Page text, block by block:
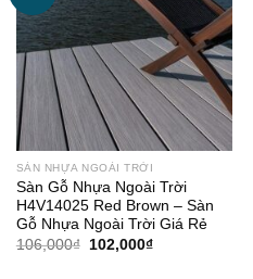
SÀN NHỰA NGOÀI TRỜI
Sàn Gỗ Nhựa Ngoài Trời
H4V14025 Red Brown – Sàn
Gỗ Nhựa Ngoài Trời Giá Rẻ
106,000₫
Giá
102,000₫Giá